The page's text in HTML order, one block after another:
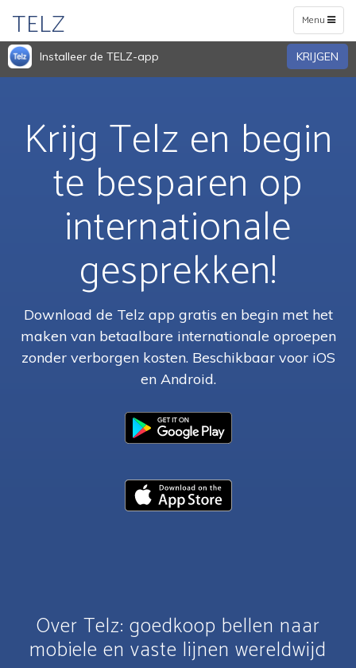
Toggle
navigation
Menu
TELZ
Installeer de TELZ-app KRIJGEN
Krijg Telz en begin
te besparen op
internationale
gesprekken!
Download de Telz app gratis en begin met het
maken van betaalbare internationale oproepen
zonder verborgen kosten. Beschikbaar voor iOS
en Android.
Over Telz: goedkoop bellen naar
mobiele en vaste lijnen wereldwijd